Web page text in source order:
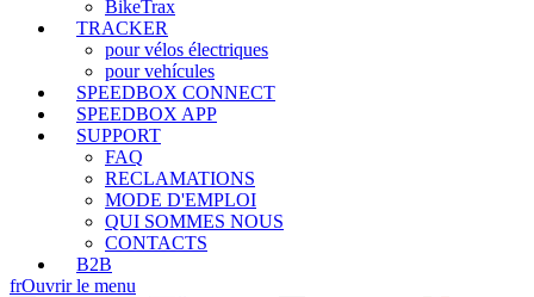
BikeTrax
TRACKER
pour vélos électriques
pour vehícules
SPEEDBOX CONNECT
SPEEDBOX APP
SUPPORT
FAQ
RECLAMATIONS
MODE D'EMPLOI
QUI SOMMES NOUS
CONTACTS
B2B
frOuvrir le menu